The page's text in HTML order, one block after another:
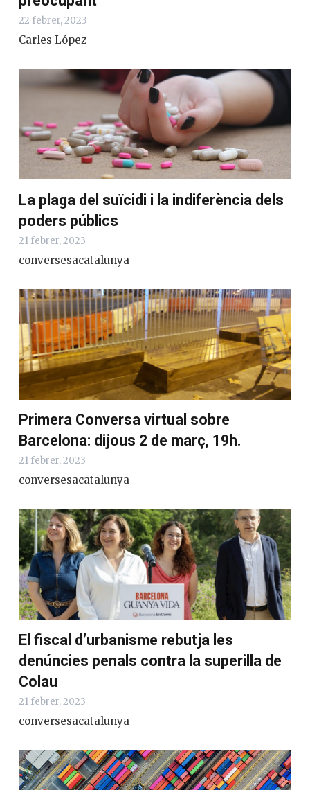
22 febrer, 2023
Carles López
La plaga del suïcidi i la indiferència dels
poders públics
21 febrer, 2023
conversesacatalunya
Primera Conversa virtual sobre
Barcelona: dijous 2 de març, 19h.
21 febrer, 2023
conversesacatalunya
El fiscal d’urbanisme rebutja les
denúncies penals contra la superilla de
Colau
21 febrer, 2023
conversesacatalunya